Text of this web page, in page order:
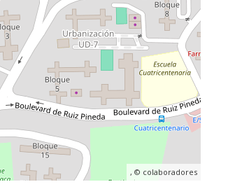
, © colaboradores